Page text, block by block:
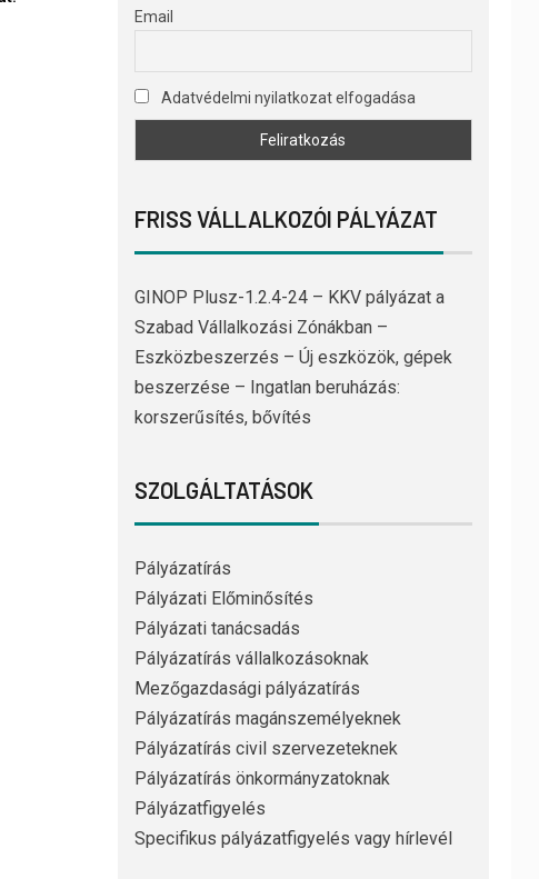
Email
Adatvédelmi nyilatkozat elfogadása
FRISS VÁLLALKOZÓI PÁLYÁZAT
GINOP Plusz-1.2.4-24 – KKV pályázat a
Szabad Vállalkozási Zónákban –
Eszközbeszerzés – Új eszközök, gépek
beszerzése – Ingatlan beruházás:
korszerűsítés, bővítés
SZOLGÁLTATÁSOK
Pályázatírás
Pályázati Előminősítés
Pályázati tanácsadás
Pályázatírás vállalkozásoknak
Mezőgazdasági pályázatírás
Pályázatírás magánszemélyeknek
Pályázatírás civil szervezeteknek
Pályázatírás önkormányzatoknak
Pályázatfigyelés
Specifikus pályázatfigyelés vagy hírlevél